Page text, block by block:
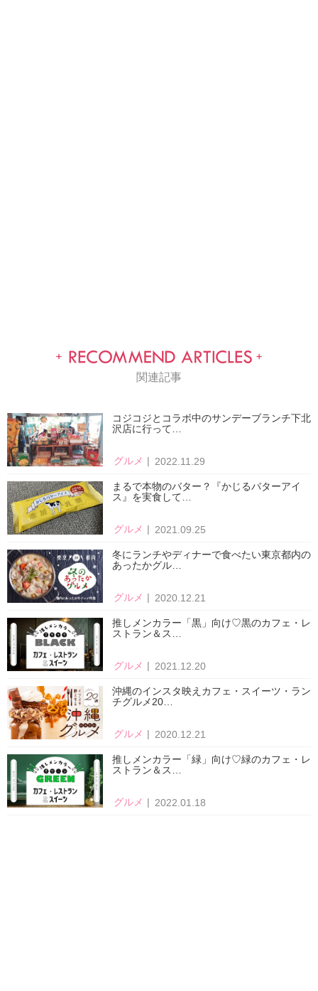
関連記事
コジコジとコラボ中のサンデーブランチ下北
沢店に行って…
グルメ 2022.11.29
まるで本物のバター？『かじるバターアイ
ス』を実食して…
グルメ 2021.09.25
冬にランチやディナーで食べたい東京都内の
あったかグル…
グルメ 2020.12.21
推しメンカラー「黒」向け♡黒のカフェ・レ
ストラン＆ス…
グルメ 2021.12.20
沖縄のインスタ映えカフェ・スイーツ・ラン
チグルメ20…
グルメ 2020.12.21
推しメンカラー「緑」向け♡緑のカフェ・レ
ストラン＆ス…
グルメ 2022.01.18